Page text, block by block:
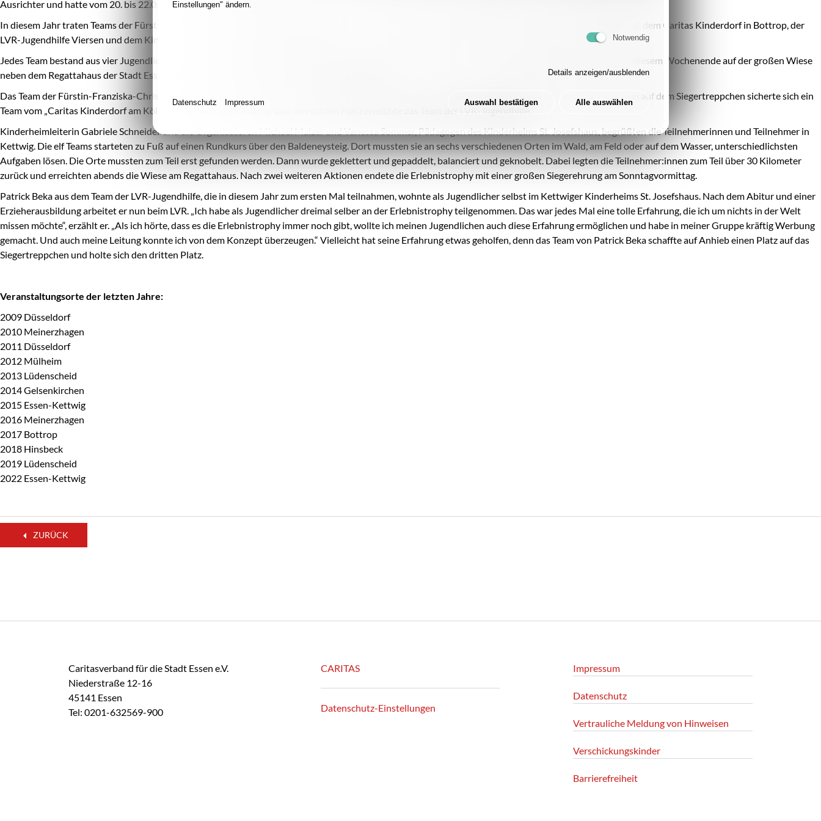
Ausrichter und hatte vom 20. bis 22.05.2022 nach Essen eingeladen.
In diesem Jahr traten Teams der Fürstin-Franziska-Christine-Stiftung aus Essen, dem Kinderhilfezentrum Düsseldorf, dem Haus St. Josef aus Lüdenscheid, dem Caritas Kinderdorf in Bottrop, der
LVR-Jugendhilfe Viersen und dem Kinderheim St. Josefshaus gegeneinander an.
Jedes Team bestand aus vier Jugendlichen und einem Pädagogen. Elf Teams waren der Einladung des Kinderheims St. Josefshaus gefolgt und zelteten an diesem Wochenende auf der großen Wiese
neben dem Regattahaus der Stadt Essen und traten bei der Erlebnistrophy gegeneinander an.
Das Team der Fürstin-Franziska-Christine-Stiftung aus Essen holte sich den ersten Platz und konnte sich den Wanderpokal für ein Jahr sichern. Platz zwei auf dem Siegertreppchen sicherte sich ein
Team vom „Caritas Kinderdorf am Köllnischen Wald“ aus Bottrop und den dritten Platz erreichte das Team der LVR-Jugendhilfe.
Kinderheimleiterin Gabriele Schneider und die Organisatoren Michael Malzer und Vanessa Sommer, Pädagogen des Kinderheims St. Josefshaus, begrüßten die Teilnehmerinnen und Teilnehmer in
Kettwig. Die elf Teams starteten zu Fuß auf einen Rundkurs über den Baldeneysteig. Dort mussten sie an sechs verschiedenen Orten im Wald, am Feld oder auf dem Wasser, unterschiedlichsten
Aufgaben lösen. Die Orte mussten zum Teil erst gefunden werden. Dann wurde geklettert und gepaddelt, balanciert und geknobelt. Dabei legten die Teilnehmer:innen zum Teil über 30 Kilometer
zurück und erreichten abends die Wiese am Regattahaus. Nach zwei weiteren Aktionen endete die Erlebnistrophy mit einer großen Siegerehrung am Sonntagvormittag.
Patrick Beka aus dem Team der LVR-Jugendhilfe, die in diesem Jahr zum ersten Mal teilnahmen, wohnte als Jugendlicher selbst im Kettwiger Kinderheims St. Josefshaus. Nach dem Abitur und einer
Erzieherausbildung arbeitet er nun beim LVR. „Ich habe als Jugendlicher dreimal selber an der Erlebnistrophy teilgenommen. Das war jedes Mal eine tolle Erfahrung, die ich um nichts in der Welt
missen möchte“, erzählt er. „Als ich hörte, dass es die Erlebnistrophy immer noch gibt, wollte ich meinen Jugendlichen auch diese Erfahrung ermöglichen und habe in meiner Gruppe kräftig Werbung
gemacht. Und auch meine Leitung konnte ich von dem Konzept überzeugen.“ Vielleicht hat seine Erfahrung etwas geholfen, denn das Team von Patrick Beka schaffte auf Anhieb einen Platz auf das
Siegertreppchen und holte sich den dritten Platz.
Veranstaltungsorte der letzten Jahre:
2009 Düsseldorf
2010 Meinerzhagen
2011 Düsseldorf
2012 Mülheim
2013 Lüdenscheid
2014 Gelsenkirchen
2015 Essen-Kettwig
2016 Meinerzhagen
2017 Bottrop
2018 Hinsbeck
2019 Lüdenscheid
2022 Essen-Kettwig
ZURÜCK
Caritasverband für die Stadt Essen e.V.
Niederstraße 12-16
45141 Essen
Tel: 0201-632569-900
CARITAS
Datenschutz-Einstellungen
Impressum
Datenschutz
Vertrauliche Meldung von Hinweisen
Verschickungskinder
Barrierefreiheit
Einstellungen" ändern.
Notwendig
Details anzeigen/ausblenden
Auswahl bestätigen Alle auswählen
Datenschutz Impressum